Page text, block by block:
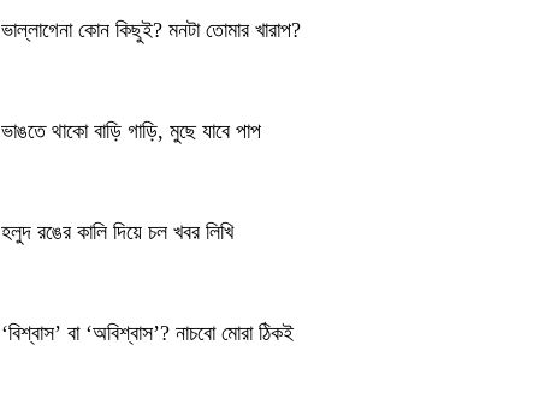
ভাল্লাগেনা কোন কিছুই? মনটা তোমার খারাপ?
ভাঙতে থাকো বাড়ি গাড়ি, মুছে যাবে পাপ
হলুদ রঙের কালি দিয়ে চল খবর লিখি
‘বিশ্বাস’ বা ‘অবিশ্বাস’? নাচবো মোরা ঠিকই